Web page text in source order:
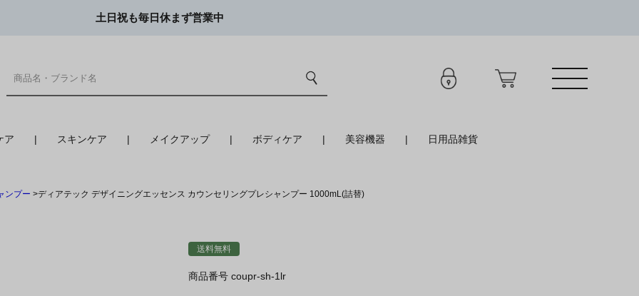
土日祝も毎日休まず営業中
ア スキンケア メイクアップ ボディケア 美容機器 日用品雑貨
ンプー ディアテック デザイニングエッセンス カウンセリングプレシャンプー 1000mL(詰替)
送料無料
商品番号 coupr-sh-1lr